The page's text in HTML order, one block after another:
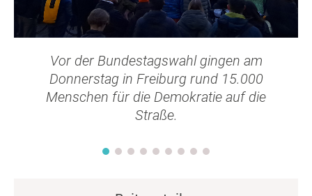
Vor der Bundestagswahl gingen am
Donnerstag in Freiburg rund 15.000
Menschen für die Demokratie auf die
Straße.